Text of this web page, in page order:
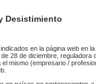
Desistimiento
en la página web en
28 de diciembre,
mismo (empresario /